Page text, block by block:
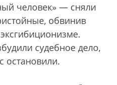
человек» — сняли
обвинив
судебное дело,
остановили.